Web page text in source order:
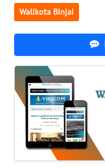
Walikota Binjai
WN
MALUT
WN
DAIRI
WN
DANAU
TOBA
WN